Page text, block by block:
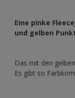
Eine pinke
und gelben
Das mit den
Es gibt so